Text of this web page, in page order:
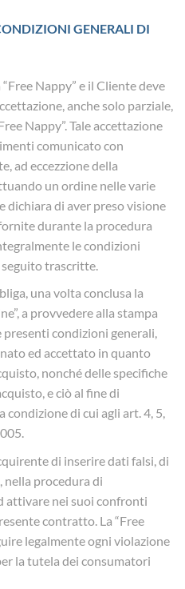
GENERALI DI
Nappy” e il Cliente deve
anche solo parziale,
Nappy”. Tale accettazione
comunicato con
ad eccezzione della
un ordine nelle varie
dichiara di aver preso visione
durante la procedura
le condizioni
trascritte.
una volta conclusa la
a provvedere alla stampa
presenti condizioni generali,
ed accettato in quanto
nonché delle specifiche
e ciò al fine di
di cui agli art. 4, 5,
di inserire dati falsi, di
nella procedura di
attivare nei suoi confronti
contratto. La “Free
legalmente ogni violazione
la tutela dei consumatori